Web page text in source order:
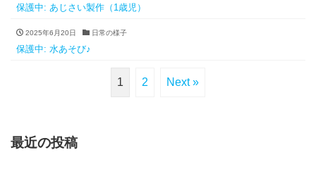
保護中: あじさい製作（1歳児）
2025年6月20日 日常の様子
保護中: 水あそび♪
1 2 Next »
最近の投稿